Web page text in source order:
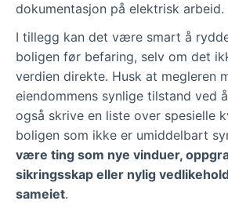
dokumentasjon på elektrisk arbeid.
I tillegg kan det være smart å
boligen før befaring, selv om det
verdien direkte. Husk at megleren
eiendommens synlige tilstand ved
også skrive en liste over spesielle
boligen som ikke er umiddelbart
være ting som nye vinduer,
sikringsskap eller nylig
sameiet.